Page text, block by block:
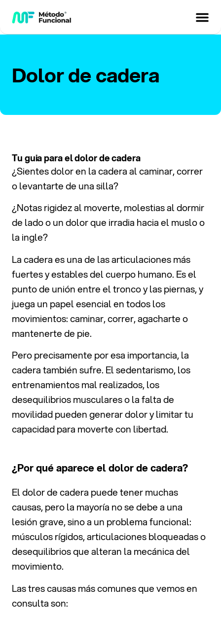
Dolor de cadera
Tu guia para el dolor de cadera
¿Sientes dolor en la cadera al caminar, correr
o levantarte de una silla?
¿Notas rigidez al moverte, molestias al dormir
de lado o un dolor que irradia hacia el muslo o
la ingle?
La cadera es una de las articulaciones más
fuertes y estables del cuerpo humano. Es el
punto de unión entre el tronco y las piernas, y
juega un papel esencial en todos los
movimientos: caminar, correr, agacharte o
mantenerte de pie.
Pero precisamente por esa importancia, la
cadera también sufre. El sedentarismo, los
entrenamientos mal realizados, los
desequilibrios musculares o la falta de
movilidad pueden generar dolor y limitar tu
capacidad para moverte con libertad.
¿Por qué aparece el dolor de cadera?
El dolor de cadera puede tener muchas
causas, pero la mayoría no se debe a una
lesión grave, sino a un problema funcional:
músculos rígidos, articulaciones bloqueadas o
desequilibrios que alteran la mecánica del
movimiento.
Las tres causas más comunes que vemos en
consulta son: